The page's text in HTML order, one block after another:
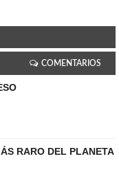
COMENTARIOS
RARO DEL PLANETA